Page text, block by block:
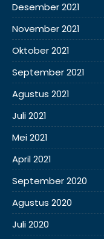
Desember 2021
November 2021
Oktober 2021
September 2021
Agustus 2021
Juli 2021
Mei 2021
April 2021
September 2020
Agustus 2020
Juli 2020